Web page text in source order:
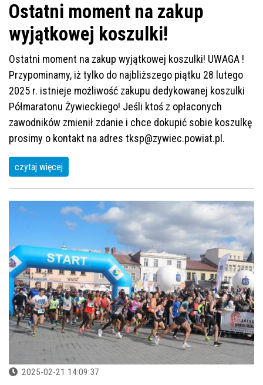
Ostatni moment na zakup
wyjątkowej koszulki!
Ostatni moment na zakup wyjątkowej koszulki! UWAGA !
Przypominamy, iż tylko do najbliższego piątku 28 lutego
2025 r. istnieje możliwość zakupu dedykowanej koszulki
Półmaratonu Żywieckiego! Jeśli ktoś z opłaconych
zawodników zmienił zdanie i chce dokupić sobie koszulkę
prosimy o kontakt na adres tksp@zywiec.powiat.pl.
czytaj więcej
2025-02-21 14:09:37